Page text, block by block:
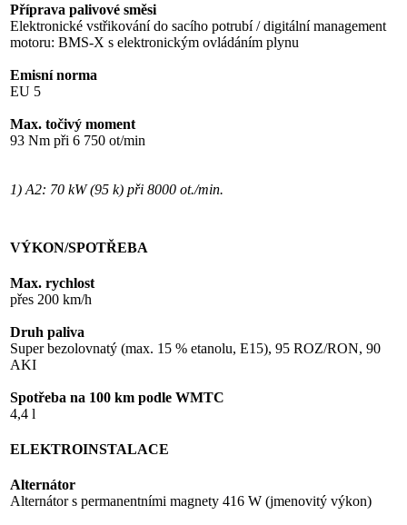
Příprava palivové směsi
Elektronické vstřikování do sacího potrubí / digitální management
motoru: BMS-X s elektronickým ovládáním plynu
Emisní norma
EU 5
Max. točivý moment
93 Nm při 6 750 ot/min
1) A2: 70 kW (95 k) při 8000 ot./min.
VÝKON/SPOTŘEBA
Max. rychlost
přes 200 km/h
Druh paliva
Super bezolovnatý (max. 15 % etanolu, E15), 95 ROZ/RON, 90
AKI
Spotřeba na 100 km podle WMTC
4,4 l
ELEKTROINSTALACE
Alternátor
Alternátor s permanentními magnety 416 W (jmenovitý výkon)